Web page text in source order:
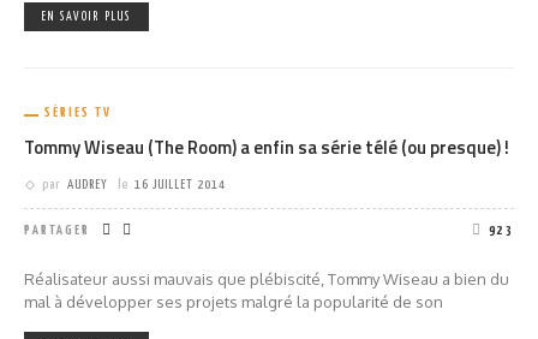
EN SAVOIR PLUS
SÉRIES TV
Tommy Wiseau (The Room) a enfin sa série télé (ou presque) !
par AUDREY le 16 JUILLET 2014
PARTAGER 923
Réalisateur aussi mauvais que plébiscité, Tommy Wiseau a bien du
mal à développer ses projets malgré la popularité de son